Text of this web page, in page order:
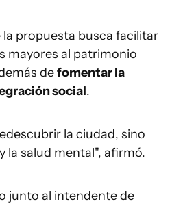
propuesta busca facilitar
mayores al patrimonio
defomentar la
social.
la ciudad, sino
la salud mental", afirmó.
junto al intendente de